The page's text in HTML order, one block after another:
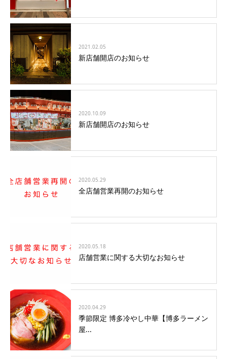
2021.02.05
新店舗開店のお知らせ
2020.10.09
新店舗開店のお知らせ
2020.05.29
全店舗営業再開のお知らせ
2020.05.18
店舗営業に関する大切なお知らせ
2020.04.29
季節限定 博多冷やし中華【博多ラーメン
屋...